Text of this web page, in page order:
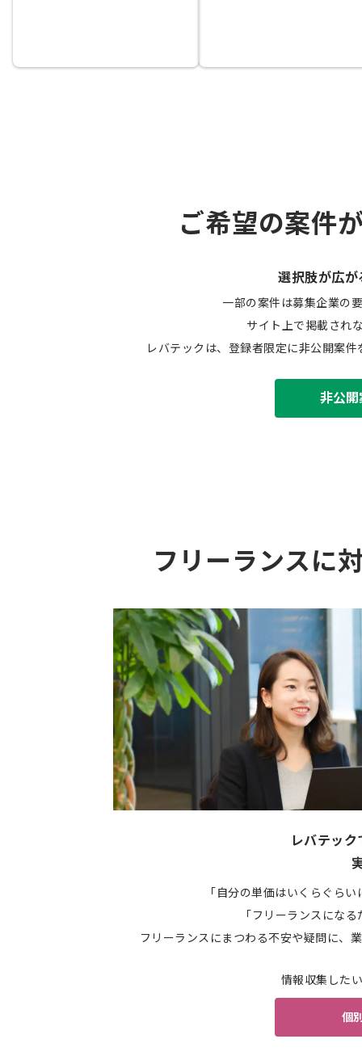
ご希望の案件
選択肢が広が
一部の案件は募集企業の
サイト上で掲載され
レバテックは、登録者限定に非公開案
非公
フリーランスに
レバテッ
「自分の単価はいくらぐら
「フリーランスにな
フリーランスにまつわる不安や疑問に、
情報収集した
個